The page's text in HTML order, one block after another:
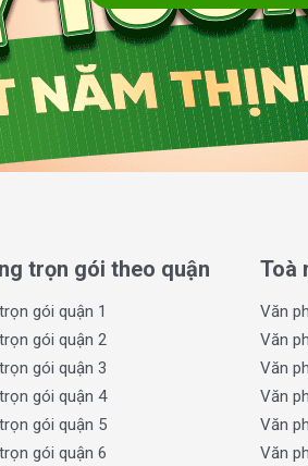
và thoáng mát, với các khu vực công
các khu vực chung như sảnh lễ tân,
tiện tối đa cho việc đi lại và làm việc.
Tuổi Trẻ Building
và tiện ích hiện đại, hỗ trợ tối đa cho
internet tốc độ cao, và hệ thống
việc của các công ty.
24/7, kết hợp với hệ thống camera
thống PCCC tự động, đảm bảo an toàn
và ô tô với mức phí hợp lý. Phí gửi xe
trọn gói theo quận
gói quận 1
gói quận 2
gói quận 3
gói quận 4
gói quận 5
gói quận 6
Toà
Văn
Văn
Văn
Văn
Văn
Văn